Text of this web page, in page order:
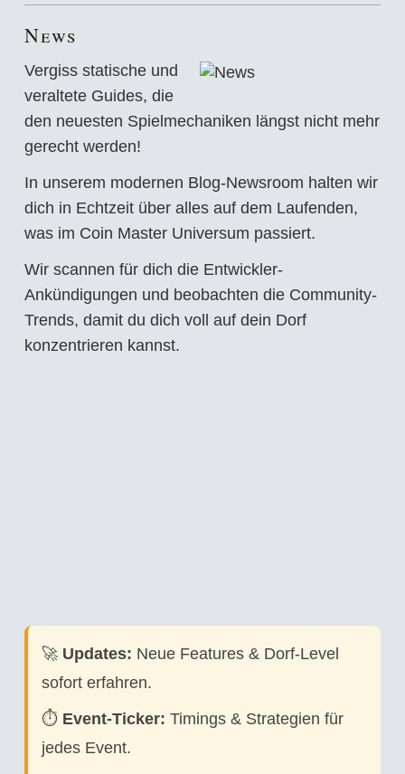
News
Vergiss statische und
veraltete Guides, die
den neuesten Spielmechaniken längst nicht mehr
gerecht werden!
In unserem modernen Blog-Newsroom halten wir
dich in Echtzeit über alles auf dem Laufenden,
was im Coin Master Universum passiert.
Wir scannen für dich die Entwickler-
Ankündigungen und beobachten die Community-
Trends, damit du dich voll auf dein Dorf
konzentrieren kannst.
🚀 Updates: Neue Features & Dorf-Level
sofort erfahren.
⏱️ Event-Ticker: Timings & Strategien für
jedes Event.